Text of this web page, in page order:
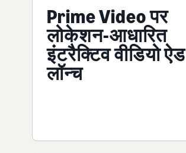
Prime Video पर
लोकेशन-आधारित
इंटरैक्टिव वीडियो ऐड
लॉन्च